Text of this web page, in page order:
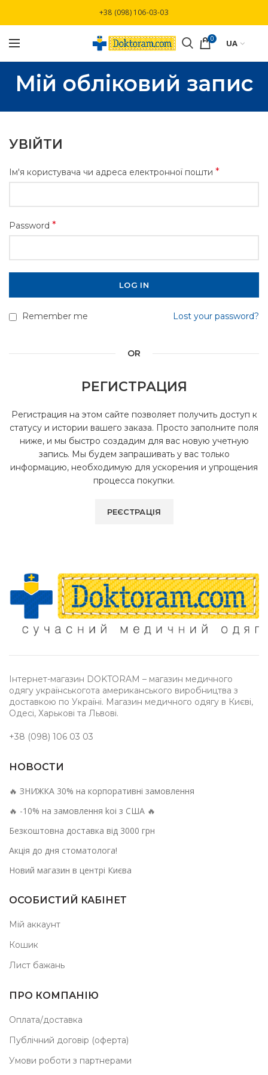
+38 (098) 106-03-03
0 UA
Мій обліковий запис
УВІЙТИ
Ім'я користувача чи адреса електронної пошти *
Password *
LOG IN
Lost your password?
Remember me
OR
РЕГИСТРАЦИЯ
Регистрация на этом сайте позволяет получить доступ к
статусу и истории вашего заказа. Просто заполните поля
ниже, и мы быстро создадим для вас новую учетную
запись. Мы будем запрашивать у вас только
информацию, необходимую для ускорения и упрощения
процесса покупки.
РЕЄСТРАЦІЯ
Інтернет-магазин DOKTORAM – магазин медичного
одягу українськогота американського виробництва з
доставкою по Україні. Магазин медичного одягу в Києві,
Одесі, Харькові та Львові.
+38 (098) 106 03 03
НОВОСТИ
🔥 ЗНИЖКА 30% на корпоративні замовлення
🔥 -10% на замовлення koi з США 🔥
Безкоштовна доставка від 3000 грн
Акція до дня стоматолога!
Новий магазин в центрі Києва
ОСОБИСТИЙ КАБІНЕТ
Мій аккаунт
Кошик
Лист бажань
ПРО КОМПАНІЮ
Оплата/доставка
Публічний договір (оферта)
Умови роботи з партнерами
Безкоштовна доставка при замовлені від